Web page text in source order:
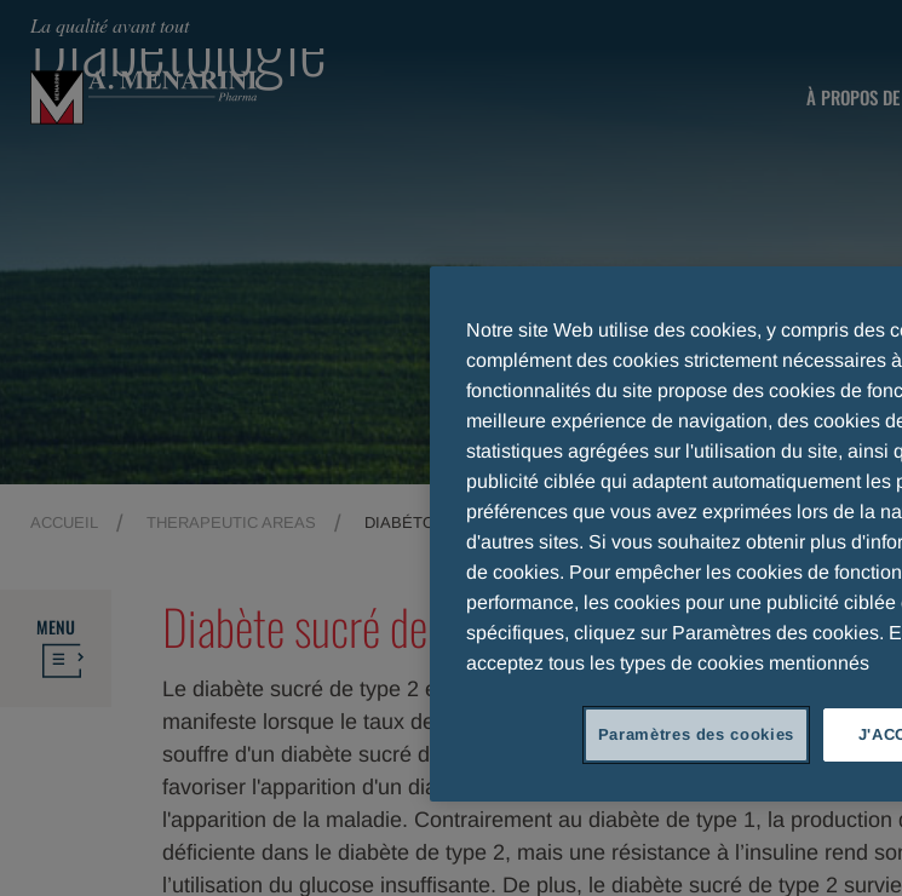
La qualité avant tout
À PROPOS
Diabétologie
ACCUEIL THERAPEUTIC AREAS DIABÉTOLOGIE
MENU Diabète sucré de type 2
Le diabète sucré de type 2 est l'une des maladies chroniques les plus
manifeste lorsque le taux de glucose sanguin est élevé. Environ 5% de la
souffre d'un diabète sucré de type 2.
Le manque d'activité physique et
favoriser l'apparition d'un diabète sucré de type 2, mais l’hérédité est
l'apparition de la maladie. Contrairement au diabète de type 1, la production
déficiente dans le diabète de type 2, mais une résistance à l’insuline rend
l’utilisation du glucose insuffisante. De plus, le diabète sucré de type 2
Notre site Web utilise des cookies, y compris des
complément des cookies strictement nécessaires
fonctionnalités du site propose des cookies de
meilleure expérience de navigation, des cookies
statistiques agrégées sur l'utilisation du site, ainsi
publicité ciblée qui adaptent automatiquement les
préférences que vous avez exprimées lors de la
d'autres sites. Si vous souhaitez obtenir plus
de cookies. Pour empêcher les cookies de
performance, les cookies pour une publicité
spécifiques, cliquez sur Paramètres des cookies.
acceptez tous les types de cookies mentionnés
Paramètres des cookies